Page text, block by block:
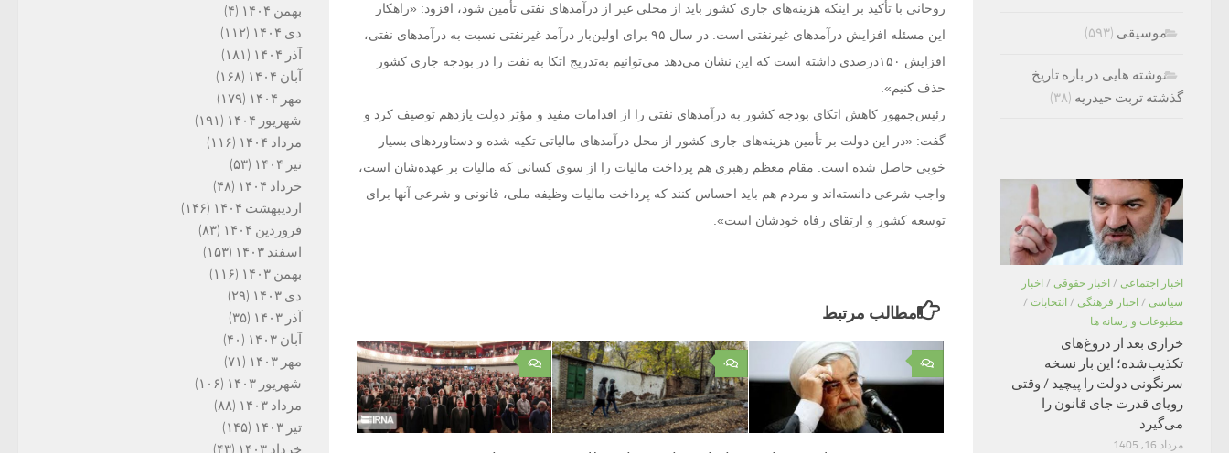
روحانی با تأکید بر اینکه هزینه‌های جاری کشور باید از محلی غیر از درآمدهای نفتی تأمین شود، افزود: «راهکار
این مسئله افزایش درآمدهای غیرنفتی است. در سال ۹۵ برای اولین‌بار درآمد غیرنفتی نسبت به درآمدهای نفتی،
افزایش ۱۵۰درصدی داشته است که این نشان می‌دهد می‌توانیم به‌تدریج اتکا به نفت را در بودجه جاری کشور
حذف کنیم».
رئیس‌جمهور کاهش اتکای بودجه کشور به درآمدهای نفتی را از اقدامات مفید و مؤثر دولت یازدهم توصیف کرد و
گفت: «در این دولت بر تأمین هزینه‌های جاری کشور از محل درآمدهای مالیاتی تکیه شده و دستاوردهای بسیار
خوبی حاصل شده است. مقام معظم رهبری هم پرداخت مالیات را از سوی کسانی که مالیات بر عهده‌شان است،
واجب شرعی دانسته‌اند و مردم هم باید احساس کنند که پرداخت مالیات وظیفه ملی، قانونی و شرعی آنها برای
توسعه کشور و ارتقای رفاه خودشان است».
مطالب مرتبط
۰ ۰ ۰
بهمن ۱۴۰۴
(۴)
دی ۱۴۰۴
(۱۱۲)
آذر ۱۴۰۴
(۱۸۱)
آبان ۱۴۰۴
(۱۶۸)
مهر ۱۴۰۴
(۱۷۹)
شهریور ۱۴۰۴
(۱۹۱)
مرداد ۱۴۰۴
(۱۱۶)
تیر ۱۴۰۴
(۵۳)
خرداد ۱۴۰۴
(۴۸)
اردیبهشت ۱۴۰۴
(۱۴۶)
فروردین ۱۴۰۴
(۸۳)
اسفند ۱۴۰۳
(۱۵۳)
بهمن ۱۴۰۳
(۱۱۶)
دی ۱۴۰۳
(۲۹)
آذر ۱۴۰۳
(۳۵)
آبان ۱۴۰۳
(۴۰)
مهر ۱۴۰۳
(۷۱)
شهریور ۱۴۰۳
(۱۰۶)
مرداد ۱۴۰۳
(۸۸)
تیر ۱۴۰۳
(۱۴۵)
خرداد ۱۴۰۳
(۴۳)
موسیقی (۵۹۳)
نوشته هایی در باره تاریخ
گذشته تربت حیدریه (۳۸)
اخبار اجتماعی / اخبار حقوقی / اخبار
سیاسی / اخبار فرهنگی / انتخابات /
مطبوعات و رسانه ها
خرازی بعد از دروغ‌های
تکذیب‌شده؛ این بار نسخه
سرنگونی دولت را پیچید / وقتی
رویای قدرت جای قانون را
می‌گیرد
مرداد 16, 1405